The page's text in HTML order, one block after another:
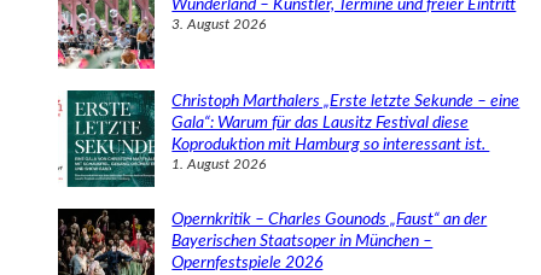
Wunderland – Künstler, Termine und freier Eintritt
3. August 2026
Christoph Marthalers „Erste letzte Sekunde – eine
Gala“: Warum für das Lausitz Festival diese
Koproduktion mit Hamburg so interessant ist.
1. August 2026
Opernkritik – Charles Gounods „Faust“ an der
Bayerischen Staatsoper in München –
Opernfestspiele 2026